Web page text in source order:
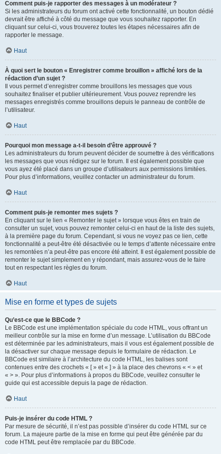
Comment puis-je rapporter des messages à un modérateur ?
Si les administrateurs du forum ont activé cette fonctionnalité, un bouton dédié
devrait être affiché à côté du message que vous souhaitez rapporter. En
cliquant sur celui-ci, vous trouverez toutes les étapes nécessaires afin de
rapporter le message.
Haut
À quoi sert le bouton « Enregistrer comme brouillon » affiché lors de la
rédaction d’un sujet ?
Il vous permet d’enregistrer comme brouillons les messages que vous
souhaitez finaliser et publier ultérieurement. Vous pouvez reprendre les
messages enregistrés comme brouillons depuis le panneau de contrôle de
l’utilisateur.
Haut
Pourquoi mon message a-t-il besoin d’être approuvé ?
Les administrateurs du forum peuvent décider de soumettre à des vérifications
les messages que vous rédigez sur le forum. Il est également possible que
vous ayez été placé dans un groupe d’utilisateurs aux permissions limitées.
Pour plus d’informations, veuillez contacter un administrateur du forum.
Haut
Comment puis-je remonter mes sujets ?
En cliquant sur le lien « Remonter le sujet » lorsque vous êtes en train de
consulter un sujet, vous pouvez remonter celui-ci en haut de la liste des sujets,
à la première page du forum. Cependant, si vous ne voyez pas ce lien, cette
fonctionnalité a peut-être été désactivée ou le temps d’attente nécessaire entre
les remontées n’a peut-être pas encore été atteint. Il est également possible de
remonter le sujet simplement en y répondant, mais assurez-vous de le faire
tout en respectant les règles du forum.
Haut
Mise en forme et types de sujets
Qu’est-ce que le BBCode ?
Le BBCode est une implémentation spéciale du code HTML, vous offrant un
meilleur contrôle sur la mise en forme d’un message. L’utilisation du BBCode
est déterminée par les administrateurs, mais il vous est également possible de
la désactiver sur chaque message depuis le formulaire de rédaction. Le
BBCode est similaire à l’architecture du code HTML, les balises sont
contenues entre des crochets « [ » et « ] » à la place des chevrons « < » et
« > ». Pour plus d’informations à propos du BBCode, veuillez consulter le
guide qui est accessible depuis la page de rédaction.
Haut
Puis-je insérer du code HTML ?
Par mesure de sécurité, il n’est pas possible d’insérer du code HTML sur ce
forum. La majeure partie de la mise en forme qui peut être générée par du
code HTML peut être remplacée par du BBCode.